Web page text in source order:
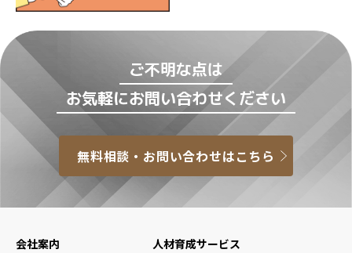
ご不明な点は
お気軽にお問い合わせください
無料相談・お問い合わせはこちら
会社案内
人材育成サービス